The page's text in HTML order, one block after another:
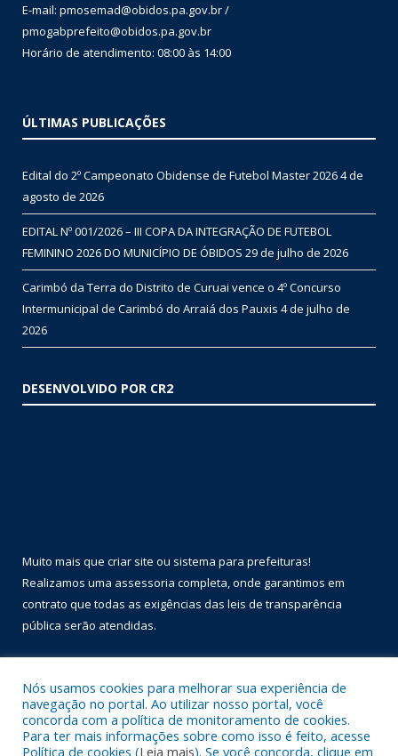
E-mail: pmosemad@obidos.pa.gov.br /
pmogabprefeito@obidos.pa.gov.br
Horário de atendimento: 08:00 às 14:00
ÚLTIMAS PUBLICAÇÕES
Edital do 2º Campeonato Obidense de Futebol Master 20264 de
agosto de 2026
EDITAL Nº 001/2026 – III COPA DA INTEGRAÇÃO DE FUTEBOL
FEMININO 2026 DO MUNICÍPIO DE ÓBIDOS 29 de julho de 2026
Carimbó da Terra do Distrito de Curuai vence o 4º Concurso
Intermunicipal de Carimbó do Arraiá dos Pauxis 4 de julho de
2026
DESENVOLVIDO POR CR2
Muito mais que criar site ou sistema para prefeituras!
Realizamos uma assessoria completa, onde garantimos em
contrato que todas as exigências das leis de transparência
pública serão atendidas.
Nós usamos cookies para melhorar sua experiência de
navegação no portal. Ao utilizar nosso portal, você
concorda com a política de monitoramento de cookies.
Para ter mais informações sobre como isso é feito, acesse
Política de cookies (Leia mais). Se você concorda, clique em